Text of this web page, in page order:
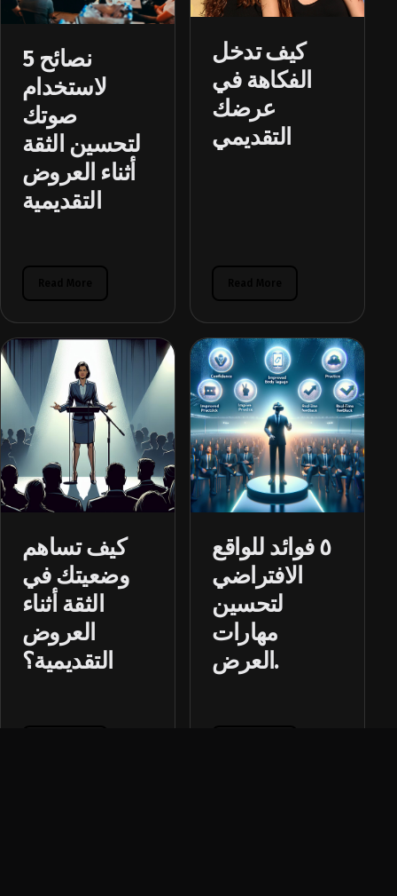
5 نصائح
لاستخدام
صوتك
لتحسين الثقة
أثناء العروض
التقديمية
كيف تدخل
الفكاهة في
عرضك
التقديمي
كيف تساهم
وضعيتك في
الثقة أثناء
العروض
التقديمية؟
٥ فوائد للواقع
الافتراضي
لتحسين
مهارات
العرض.